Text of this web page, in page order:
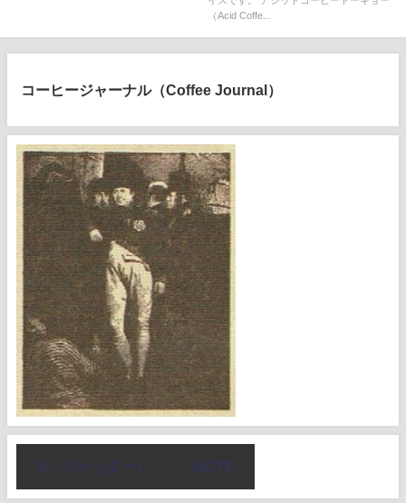
（Acid Coffe...
コーヒージャーナル（Coffee Journal）
X（ツイッター） NOTE